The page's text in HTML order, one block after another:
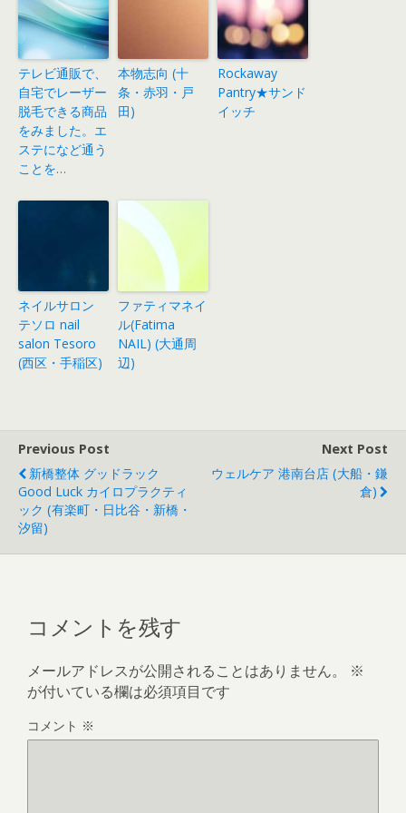
テレビ通販で、
自宅でレーザー
脱毛できる商品
をみました。エ
ステになど通う
ことを…
本物志向 (十
条・赤羽・戸
田)
Rockaway
Pantry★サンド
イッチ
ネイルサロン
テソロ nail
salon Tesoro
(西区・手稲区)
ファティマネイ
ル(Fatima
NAIL) (大通周
辺)
Previous Post
新橋整体 グッドラック
Good Luck カイロプラクティ
ック (有楽町・日比谷・新橋・
汐留)
Next Post
ウェルケア 港南台店 (大船・鎌
倉)
コメントを残す
メールアドレスが公開されることはありません。
※
が付いている欄は必須項目です
コメント ※